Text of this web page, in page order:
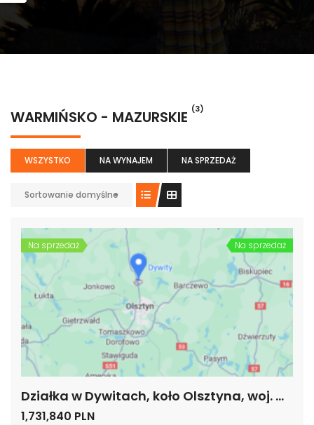
WARMIŃSKO - MAZURSKIE (3)
WSZYSTKO NA WYNAJEM NA SPRZEDAŻ
Sortowanie domyślne
Na sprzedaż Na sprzedaż
Działka w Dywitach, koło Olsztyna, woj. warmińsko-mazurskie
1,731,840 PLN